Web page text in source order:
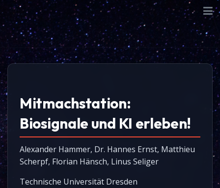
Mitmachstation:
Biosignale und KI erleben!
Alexander Hammer, Dr. Hannes Ernst, Matthieu
Scherpf, Florian Hänsch, Linus Seliger
Technische Universität Dresden